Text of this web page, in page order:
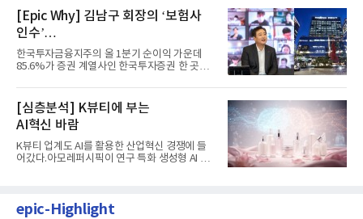
[Epic Why] 김남구 회장의 ‘보험사
인수’
발걸음이 신중해진 배경은?
한국투자금융지주의 올 1분기 순이익 가운데
85.6%가 증권 계열사인 한국투자증권 한 곳에
[심층분석] K뷰티에 부는
AI혁신 바람
K뷰티 업계도 AI를 활용한 산업혁신 경쟁에 들
어갔다.아모레퍼시픽이 연구 특화 생성형 AI 플
epic-Highlight